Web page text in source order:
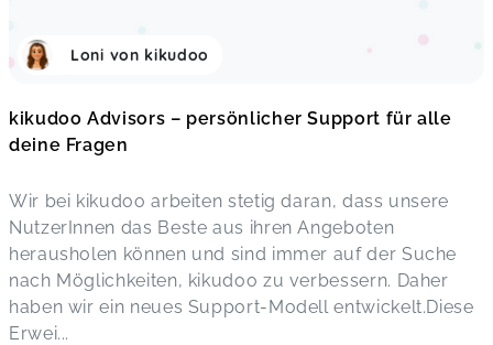
Loni von kikudoo
kikudoo Advisors – persönlicher Support für alle
deine Fragen
Wir bei kikudoo arbeiten stetig daran, dass unsere
NutzerInnen das Beste aus ihren Angeboten
herausholen können und sind immer auf der Suche
nach Möglichkeiten, kikudoo zu verbessern. Daher
haben wir ein neues Support-Modell entwickelt.Diese
Erwei...